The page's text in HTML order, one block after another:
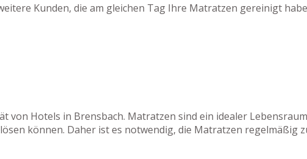
Kunden, die am gleichen Tag Ihre Matratzen gereinigt
Hotels in Brensbach. Matratzen sind ein idealer
können. Daher ist es notwendig, die Matratzen regelmäßig